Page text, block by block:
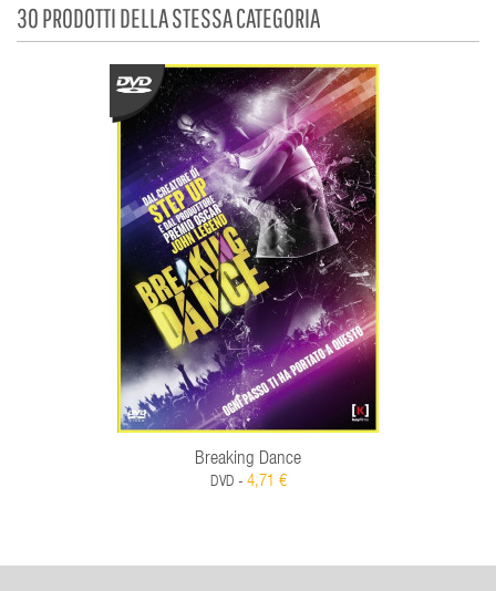
30 PRODOTTI DELLA STESSA CATEGORIA
Breaking Dance
DVD - 4,71 €